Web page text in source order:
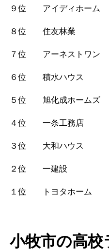
９位 アイディホー
８位 住友林業
７位 アーネストワ
６位 積水ハウス
５位 旭化成ホーム
４位 一条工務店
３位 大和ハウス
２位 一建設
１位 トヨタホーム
小牧市の高